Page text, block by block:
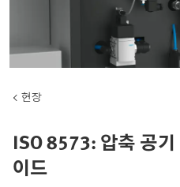
현장
ISO 8573: 압축 공
이드